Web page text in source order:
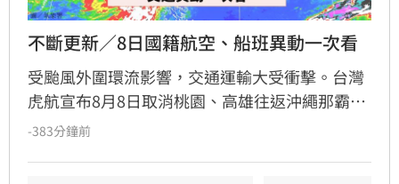
不斷更新／8日國籍航空、船班異動一次看
受颱風外圍環流影響，交通運輸大受衝擊。台灣
虎航宣布8月8日取消桃園、高雄往返沖繩那霸及
桃園往返石垣島共8個航班，並調整部分首爾仁
-383分鐘前